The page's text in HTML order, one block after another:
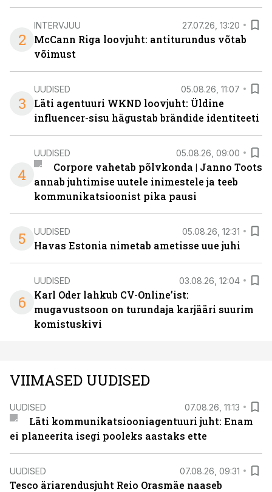
2
INTERVJUU 27.07.26, 13:20
McCann Riga loovjuht: antiturundus võtab
võimust
3
UUDISED 05.08.26, 11:07
Läti agentuuri WKND loovjuht: Üldine
influencer-sisu hägustab brändide identiteeti
4
UUDISED 05.08.26, 09:00
Corpore vahetab põlvkonda | Janno Toots
annab juhtimise uutele inimestele ja teeb
kommunikatsioonist pika pausi
5 UUDISED 05.08.26, 12:31
Havas Estonia nimetab ametisse uue juhi
6
UUDISED 03.08.26, 12:04
Karl Oder lahkub CV-Online’ist:
mugavustsoon on turundaja karjääri suurim
komistuskivi
VIIMASED UUDISED
UUDISED 07.08.26, 11:13
Läti kommunikatsiooniagentuuri juht: Enam
ei planeerita isegi pooleks aastaks ette
UUDISED 07.08.26, 09:31
Tesco äriarendusjuht Reio Orasmäe naaseb